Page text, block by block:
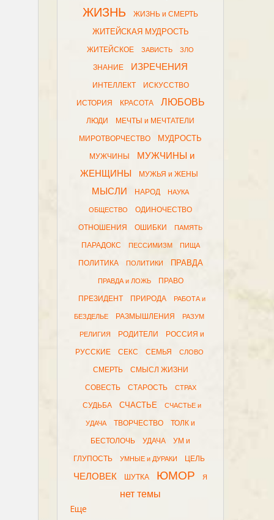
ЖИЗНЬ ЖИЗНЬ и СМЕРТЬ
ЖИТЕЙСКАЯ МУДРОСТЬ
ЖИТЕЙСКОЕ ЗАВИСТЬ ЗЛО
ЗНАНИЕ ИЗРЕЧЕНИЯ
ИНТЕЛЛЕКТ ИСКУССТВО
ИСТОРИЯ КРАСОТА ЛЮБОВЬ
ЛЮДИ МЕЧТЫ и МЕЧТАТЕЛИ
МИРОТВОРЧЕСТВО МУДРОСТЬ
МУЖЧИНЫ
МУЖЧИНЫ и
ЖЕНЩИНЫ
МУЖЬЯ и ЖЕНЫ
МЫСЛИ НАРОД НАУКА
ОБЩЕСТВО ОДИНОЧЕСТВО
ОТНОШЕНИЯ ОШИБКИ ПАМЯТЬ
ПАРАДОКС ПЕССИМИЗМ ПИЩА
ПОЛИТИКА ПОЛИТИКИ ПРАВДА
ПРАВДА и ЛОЖЬ ПРАВО
ПРЕЗИДЕНТ ПРИРОДА РАБОТА и
БЕЗДЕЛЬЕ РАЗМЫШЛЕНИЯ РАЗУМ
РЕЛИГИЯ РОДИТЕЛИ РОССИЯ и
РУССКИЕ СЕКС СЕМЬЯ СЛОВО
СМЕРТЬ СМЫСЛ ЖИЗНИ
СОВЕСТЬ СТАРОСТЬ СТРАХ
СУДЬБА СЧАСТЬЕ СЧАСТЬЕ и
УДАЧА ТВОРЧЕСТВО ТОЛК и
БЕСТОЛОЧЬ УДАЧА УМ и
ГЛУПОСТЬ УМНЫЕ и ДУРАКИ ЦЕЛЬ
ЧЕЛОВЕК ШУТКА ЮМОР Я
нет темы
Еще